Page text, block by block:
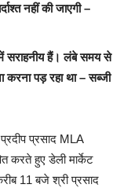
नहीं की जाएगी –
सराहनीय हैं। लंबे समय से
करना पड़ रहा था – सब्जी
प्रसाद MLA
करते हुए डेली मार्केट
11 बजे श्री प्रसाद